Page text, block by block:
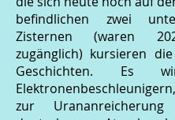
befindlichen zwei
Zisternen (waren
zugänglich) kursieren
Geschichten. Es
zur